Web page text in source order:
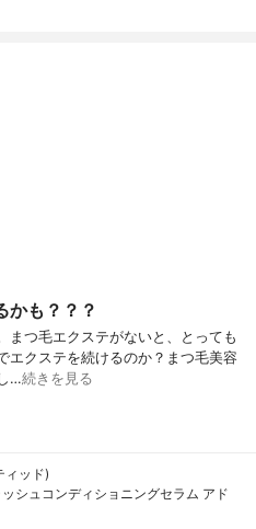
かも？？？
まつ毛エクステがないと、とっても
エクステを続けるのか？まつ毛美容
…続きを見る
ィッド)
シュコンディショニングセラム アド